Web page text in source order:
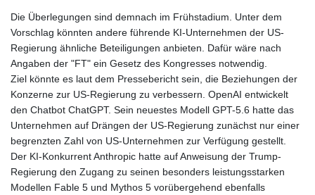
Die Überlegungen sind demnach im Frühstadium. Unter dem
Vorschlag könnten andere führende KI-Unternehmen der US-
Regierung ähnliche Beteiligungen anbieten. Dafür wäre nach
Angaben der "FT" ein Gesetz des Kongresses notwendig.
Ziel könnte es laut dem Pressebericht sein, die Beziehungen der
Konzerne zur US-Regierung zu verbessern. OpenAI entwickelt
den Chatbot ChatGPT. Sein neuestes Modell GPT-5.6 hatte das
Unternehmen auf Drängen der US-Regierung zunächst nur einer
begrenzten Zahl von US-Unternehmen zur Verfügung gestellt.
Der KI-Konkurrent Anthropic hatte auf Anweisung der Trump-
Regierung den Zugang zu seinen besonders leistungsstarken
Modellen Fable 5 und Mythos 5 vorübergehend ebenfalls